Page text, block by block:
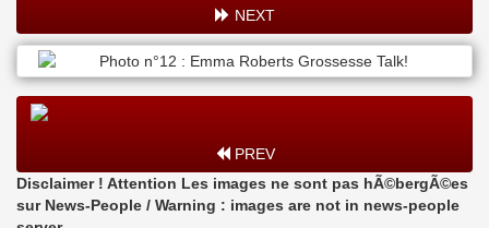
NEXT
PREV
Disclaimer ! Attention Les images ne sont pas hÃ©bergÃ©es
sur News-People / Warning : images are not in news-people